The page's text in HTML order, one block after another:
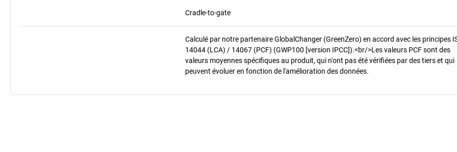
Cradle-to-gate
Calculé par notre partenaire GlobalChanger (GreenZero) en accord avec les principes
14044 (LCA) / 14067 (PCF) (GWP100 [version IPCC]).<br/>Les valeurs PCF sont des
valeurs moyennes spécifiques au produit, qui n'ont pas été vérifiées par des tiers et qui
peuvent évoluer en fonction de l'amélioration des données.